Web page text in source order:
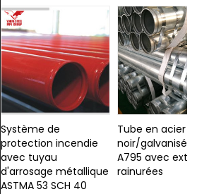
Système de
protection incendie
avec tuyau
d'arrosage métallique
ASTMA 53 SCH 40
Tube en acier
noir/galvanisé
A795 avec
rainurées